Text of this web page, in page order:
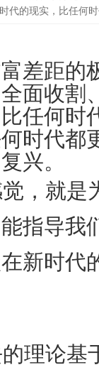
代的现实，比任何
差距的
面收割
任何时
时代都
兴。
，就是
指导我
新时代
理论基